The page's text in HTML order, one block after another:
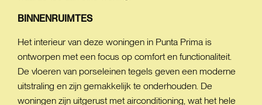
BINNENRUIMTES
Het interieur van deze woningen in Punta Prima is
ontworpen met een focus op comfort en functionaliteit.
De vloeren van porseleinen tegels geven een moderne
uitstraling en zijn gemakkelijk te onderhouden. De
woningen zijn uitgerust met airconditioning, wat het hele